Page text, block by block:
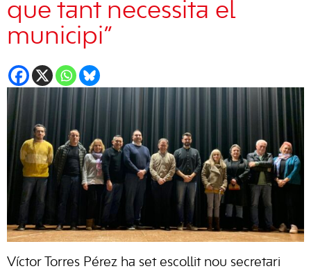
que tant necessita el
municipi”
Víctor Torres Pérez ha set escollit nou secretari